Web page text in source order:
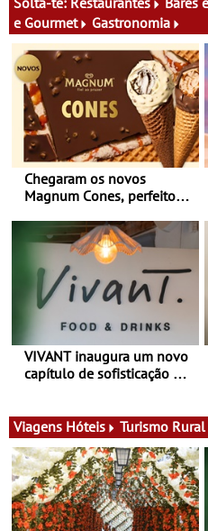
e Gourmet
Gastronomia
Chegaram os novos
Magnum Cones, perfeitos
VIVANT inaugura um novo
capítulo de sofisticação no
na Quinta do Lago com
uma experiência que une
gastronomia mediterrânica,
cocktails de assinatura e
música
Viagens Hóteis Turismo Rural